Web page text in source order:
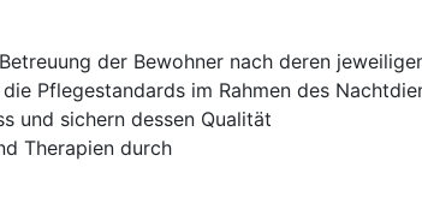
der Bewohner nach deren
Pflegestandards im Rahmen des
und sichern dessen Qualität
Therapien durch